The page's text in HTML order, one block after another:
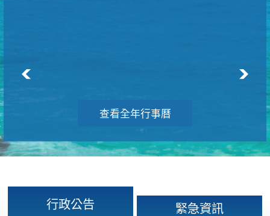
查看全年行事曆
行政公告 緊急資訊